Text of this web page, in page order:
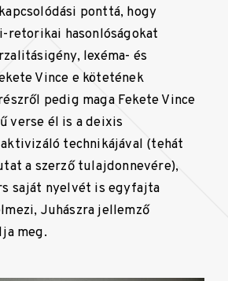
ponttá, hogy
hasonlóságokat
lexéma- és
Vince e kötetének
pedig maga Fekete Vince
verse él is a deixis
technikájával (tehát
a szerző tulajdonnevére),
saját nyelvét is egyfajta
Juhászra jellemző
meg.